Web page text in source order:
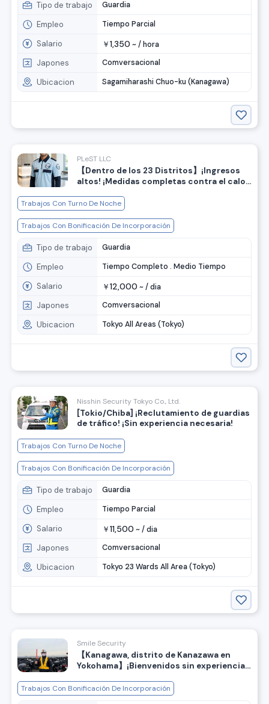
Tipo de trabajo Guardia
Empleo Tiempo Parcial
Salario ￥1,350 ~ /hora
Japones Comversacional
Ubicacion Sagamiharashi Chuo-ku (Kanagawa)
PLeST LLC
【Dentro de los 23 Distritos】¡Ingresos
altos! ¡Medidas completas contra el calor!
dirigir el tráfico!
Trabajos Con Turno De Noche
Trabajos Con Bonificación De Incorporación
Tipo de trabajo Guardia
Empleo Tiempo Completo . Medio Tiempo
Salario ￥12,000 ~ /dia
Japones Comversacional
Ubicacion Tokyo All Areas (Tokyo)
Nisshin Security Tokyo Co., Ltd.
[Tokio/Chiba] ¡Reclutamiento de guardias
de tráfico! ¡Sin experiencia necesaria!
Trabajos Con Turno De Noche
Trabajos Con Bonificación De Incorporación
Tipo de trabajo Guardia
Empleo Tiempo Parcial
Salario ￥11,500 ~ /dia
Japones Comversacional
Ubicacion Tokyo 23 Wards All Area (Tokyo)
Smile Security
【Kanagawa, distrito de Kanazawa en
Yokohama】¡Bienvenidos sin experiencia!
y seguridad
Trabajos Con Bonificación De Incorporación